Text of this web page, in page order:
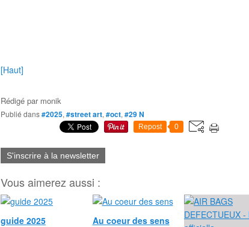
[Haut]
Rédigé par monik
Publié dans#2025, #street art, #oct, #29 N
Repost 0
S'inscrire à la newsletter
Vous aimerez aussi :
guide 2025 Au coeur des sens